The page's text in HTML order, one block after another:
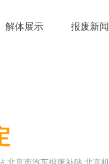
解体展示 报废新闻